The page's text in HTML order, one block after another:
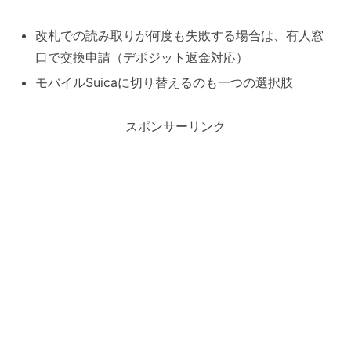
改札での読み取りが何度も失敗する場合は、有人窓
口で交換申請（デポジット返金対応）
モバイルSuicaに切り替えるのも一つの選択肢
スポンサーリンク